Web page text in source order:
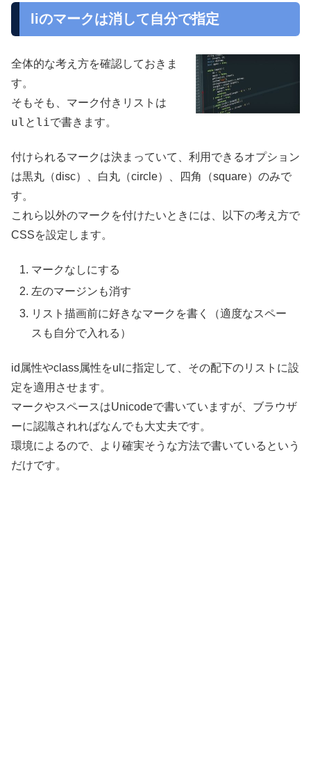
liのマークは消して自分で指定
全体的な考え方を確認しておきま
す。
そもそも、マーク付きリストは
ul と li で書きます。
付けられるマークは決まっていて、利用できるオプション
は黒丸（disc）、白丸（circle）、四角（square）のみで
す。
これら以外のマークを付けたいときには、以下の考え方で
CSSを設定します。
マークなしにする
左のマージンも消す
リスト描画前に好きなマークを書く（適度なスペー
スも自分で入れる）
id属性やclass属性をulに指定して、その配下のリストに設
定を適用させます。
マークやスペースはUnicodeで書いていますが、ブラウザ
ーに認識されればなんでも大丈夫です。
環境によるので、より確実そうな方法で書いているという
だけです。